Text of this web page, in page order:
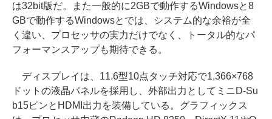
は32bit版だ。また一般的に2GBで動作するWindowsと8
GBで動作するWindowsとでは、システム的な余裕が全
く違い、プロセッサの実力だけでなく、トータル的なパ
フォーマンスアップも期待できる。
ディスプレイは、11.6型10点タッチ対応で1,366×768
ドットの液晶パネルを採用し、外部出力としてミニD-Su
b15ピンとHDMI出力を装備している。グラフィックス